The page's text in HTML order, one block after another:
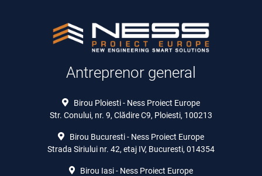
Antreprenor general
Birou Ploiesti - Ness Proiect Europe
Str. Conului, nr. 9, Clădire C9, Ploiesti, 100213
Birou Bucuresti - Ness Proiect Europe
Strada Siriului nr. 42, etaj IV, Bucuresti, 014354
Birou Iasi - Ness Proiect Europe